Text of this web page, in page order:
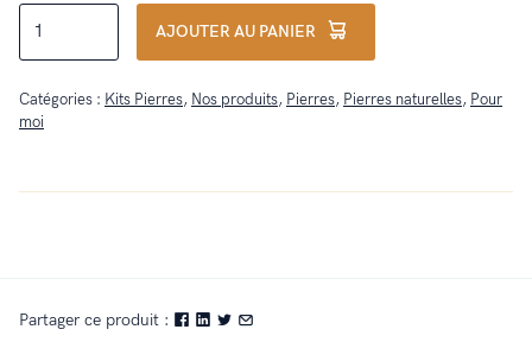
quantité
Chance
AJOUTER AU PANIER
Catégories : Kits Pierres, Nos produits, Pierres, Pierres naturelles, Pour
moi
Partager ce produit :